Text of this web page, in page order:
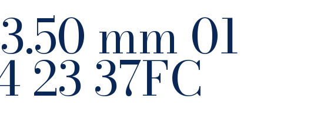
mm 01
23 37FC